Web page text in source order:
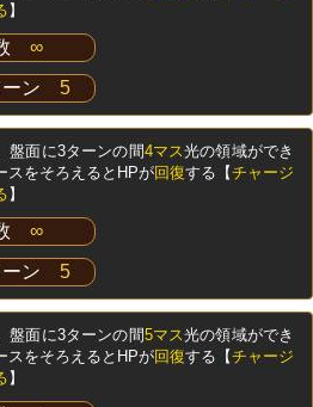
】
∞
ーン 5
盤面に3ターンの間4マス光の領域ができ
スをそろえるとHPが回復する【チャージ
】
∞
ーン 5
盤面に3ターンの間5マス光の領域ができ
スをそろえるとHPが回復する【チャージ
】